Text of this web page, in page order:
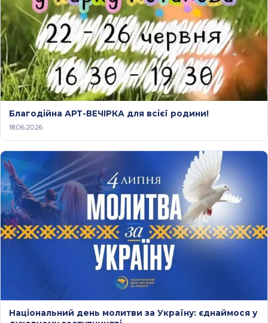
Благодійна АРТ-ВЕЧІРКА для всієї родини!
18.06.2026
Національний день молитви за Україну: єднаймося у